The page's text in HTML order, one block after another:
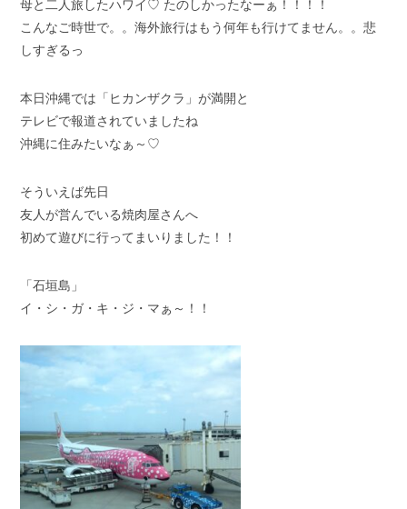
母と二人旅したハワイ♡ たのしかったなーぁ！！！！
こんなご時世で。。海外旅行はもう何年も行けてません。。悲
しすぎるっ
本日沖縄では「ヒカンザクラ」が満開と
テレビで報道されていましたね
沖縄に住みたいなぁ～♡
そういえば先日
友人が営んでいる焼肉屋さんへ
初めて遊びに行ってまいりました！！
「石垣島」
イ・シ・ガ・キ・ジ・マぁ～！！